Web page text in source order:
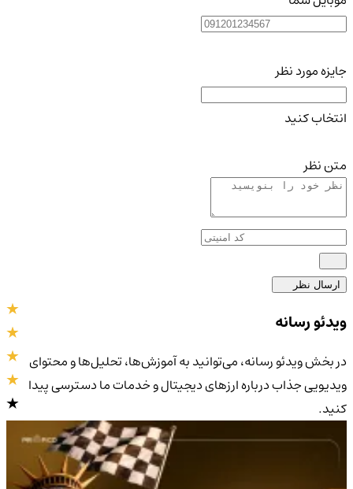
جایزه مورد نظر
انتخاب کنید
متن نظر
ارسال نظر
4.9/5
ویدئو رسانه
در بخش ویدئو رسانه، می‌توانید به آموزش‌ها، تحلیل‌ها و محتوای
ویدیویی جذاب درباره ارزهای دیجیتال و خدمات ما دسترسی پیدا
کنید.